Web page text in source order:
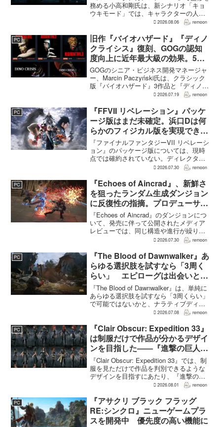
務める小高和剛氏は、新シナリオ「キョ
ウキモード」では、キャラクターの人気
にかかわらず退場させるとRPG Siteのイ
作と変わることで、これまで見られなか
った一面がよ...
2026.08.06 remoon
PC
旧作『バイオハザード』『ディノ
クライシス』復刻、GOGの認知
度向上に近年最大級の効果。5作
品は90％超の肯定的評価
GOGのシニア・ビジネス開発マネージャ
ー、Marcin Paczyński氏は、クラシック
版『バイオハザード』3作品と『ディノク
ライシス』2作品の復刻が、近年のGOG
上に認知度向上へ貢献したと語った。現
在...
2026.07.19 remoon
PC
『FFVII リベレーション』パッケ
ージ版はまだ未確定。浜口Dは何
らかのフィジカル版を実現できる
よう調整中
『ファイナルファンタジーVII リベレーシ
ョン』のパッケージ版については、現時
点では確約されていない。ディレクター
の浜口直樹氏によると、具体的な商品ラ
フィジカル版を実現できるよう調整を進
めているという。G...
2026.07.30 remoon
PC
『Echoes of Aincrad』、新鮮さ
を狙ったランダム生成ダンジョン
に反復性の指摘。プロデューサー
は発売前に採用理由を説明
『Echoes of Aincrad』のダンジョンにつ
いて、発売に伴って公開されたメディア
レビューでは、同じ構造や進行が繰り返
されるとの評価が出ている。発売前の7月
は、ゲーム総合プロデューサーの二見鷹
介氏が...
2026.07.30 remoon
PC
『The Blood of Dawnwalker』あ
らゆる選択肢を試すなら「3周く
らい」 エピローグは出会いと選
択で変化
『The Blood of Dawnwalker』は、単純に
あらゆる選択肢を試すなら「3周くらい」
で可能ではないかと、ナラティブディレ
クターのJakub Szamałek氏がファミ
はエンディングへ収束...
2026.07.08 remoon
PC
『Clair Obscur: Expedition 33』
は制服だけで作品が分かるデザイ
ンを目指した――『進撃の巨人』
の制服と『BLEACH』のキャラ
造形が影響
『Clair Obscur: Expedition 33』では、制
服を見ただけで作品を判別できるような
デザインを目指すにあたり、『進撃の巨
人』を参考にしたという。あわせて、キ
ルで印象に残るデザインから...
2026.08.01 remoon
PC
『アサクリ ブラック フラッグ
RE:シンクロ』ニューゲームプラ
スを開発中 優先度の高い機能に